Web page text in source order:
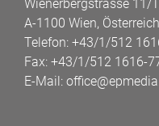
Wienerbergstrasse 11/
A-1100 Wien, Österreich
Telefon: +43/1/512
Fax: +43/1/512 1616-
E-Mail: